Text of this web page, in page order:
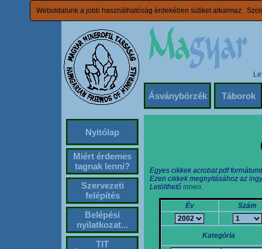
Weboldalunk a jobb használhatóság érdekében sütiket alkalmaz.
Ásványbörzék Táborok
Nyitólap
Miért érdemes
tagnak lenni?
Szervezeti
felépítés
Belépési
nyilatkozat...
TIT
Egyes cikkek acrobat pdf
Ezen cikkek megnyitásához az
Letölthető innen.
Év Szám
Kategória